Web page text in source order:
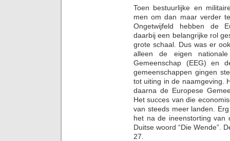
Toen bestuurlijke en
men om dan maar verder
Ongetwijfeld hebben de
daarbij een belangrijke rol
grote schaal. Dus was er
alleen de eigen
Gemeenschap (EEG) en
gemeenschappen gingen
tot uiting in de naamgeving.
daarna de Europese
Het succes van die
van steeds meer landen.
het na de ineenstorting van
Duitse woord “Die Wende”.
27.